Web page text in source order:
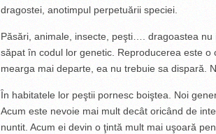
dragostei, anotimpul perpetuării speciei.
Păsări, animale, insecte, peşti…. dragoastea
săpat ȋn codul lor genetic. Reproducerea este
mearga mai departe, ea nu trebuie sa dispară.
Ȋn habitatele lor peştii pornesc boiştea. Noi
Acum este nevoie mai mult decât oricând de
nuntit. Acum ei devin o ţintă mult mai uşoară